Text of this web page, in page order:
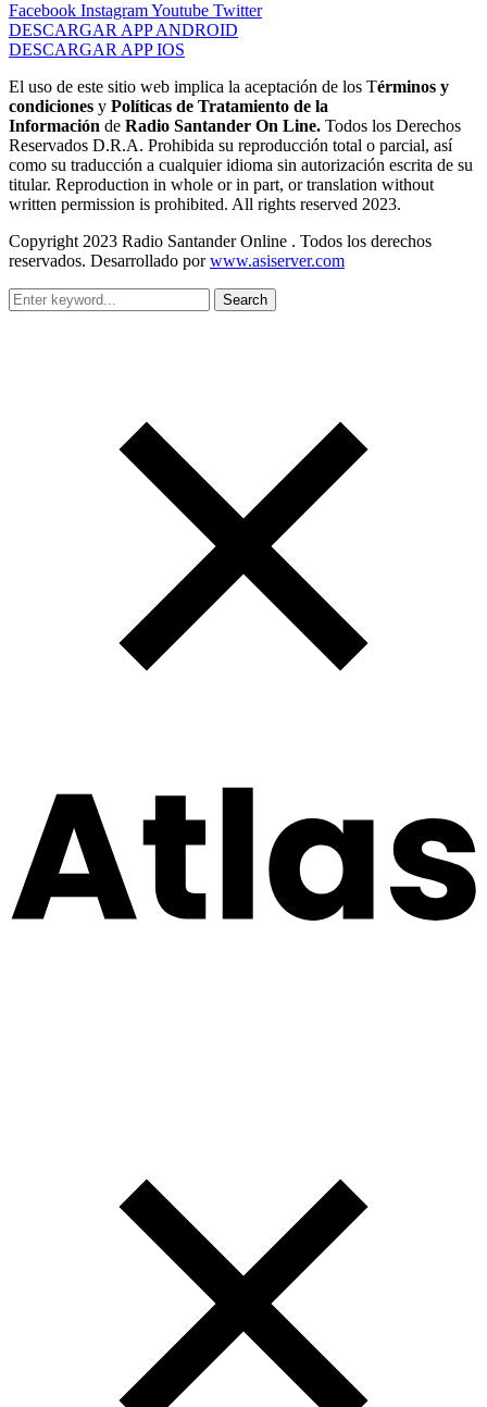
Facebook InstagramYoutube Twitter
DESCARGAR APP ANDROID
DESCARGAR APP IOS
El uso de este sitio web implica la aceptación de los Términos y
condiciones y Políticas de Tratamiento de la
Información de Radio Santander On Line. Todos los Derechos
Reservados D.R.A. Prohibida su reproducción total o parcial, así
como su traducción a cualquier idioma sin autorización escrita de su
titular. Reproduction in whole or in part, or translation without
written permission is prohibited. All rights reserved 2023.
Copyright 2023 Radio Santander Online . Todos los derechos
reservados. Desarrollado porwww.asiserver.com
Search